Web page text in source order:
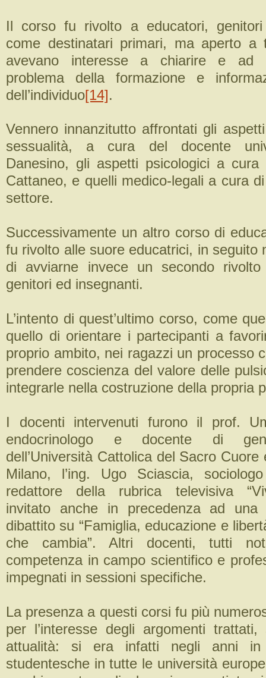
Il corso fu rivolto a educatori,
come destinatari primari, ma aperto a
avevano interesse a chiarire e ad
problema della formazione e
dell’individuo[14].
Vennero innanzitutto affrontati gli
sessualità, a cura del docente
Danesino, gli aspetti psicologici a
Cattaneo, e quelli medico-legali a cura
settore.
Successivamente un altro corso di
fu rivolto alle suore educatrici, in seguito
di avviarne invece un secondo
genitori ed insegnanti.
L’intento di quest’ultimo corso, come
quello di orientare i partecipanti a
proprio ambito, nei ragazzi un processo
prendere coscienza del valore delle
integrarle nella costruzione della propria
I docenti intervenuti furono il prof.
endocrinologo e docente di
dell’Università Cattolica del Sacro
Milano, l’ing. Ugo Sciascia,
redattore della rubrica televisiva
invitato anche in precedenza ad una
dibattito su “Famiglia, educazione e
che cambia”. Altri docenti, tutti
competenza in campo scientifico e
impegnati in sessioni specifiche.
La presenza a questi corsi fu più
per l’interesse degli argomenti
attualità: si era infatti negli anni
studentesche in tutte le università